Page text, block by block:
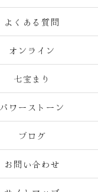
よくある質問
オンライン
七宝まり
パワーストーン
ブログ
お問い合わせ